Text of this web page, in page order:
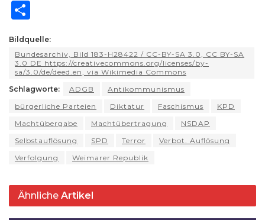
ts
A
p
p
ra
m
b
o
o
k
y
d
s
t
Li
k
ar
e
Bildquelle:
Bundesarchiv, Bild 183-H28422 / CC-BY-SA 3.0, CC BY-SA
3.0 DE https://creativecommons.org/licenses/by-
sa/3.0/de/deed.en, via Wikimedia Commons
Schlagworte:
ADGB
Antikommunismus
bürgerliche Parteien
Diktatur Faschismus
KPD
Machtübergabe
Machtübertragung
NSDAP
Selbstauflösung
SPD Terror
Verbot. Auflösung
Verfolgung
Weimarer Republik
Ähnliche Artikel